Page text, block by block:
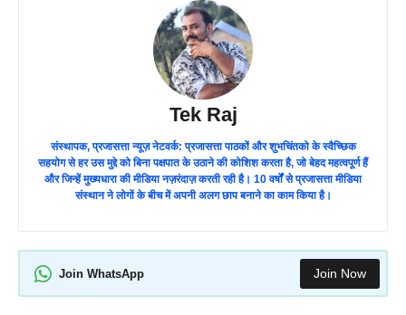
Tek Raj
संस्थापक, प्रजासत्ता न्यूज़ नेटवर्क: प्रजासत्ता पाठकों और शुभचिंतको के स्वैच्छिक
सहयोग से हर उस मुद्दे को बिना पक्षपात के उठाने की कोशिश करता है, जो बेहद महत्वपूर्ण हैं
और जिन्हें मुख्यधारा की मीडिया नज़रंदाज़ करती रही है। 10 वर्षों से प्रजासत्ता मीडिया
संस्थान ने लोगों के बीच में अपनी अलग छाप बनाने का काम किया है।
Join WhatsApp Join Now